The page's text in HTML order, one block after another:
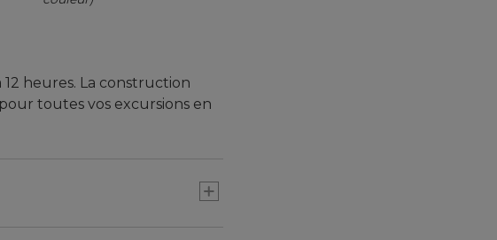
heures. La construction
toutes vos excursions en